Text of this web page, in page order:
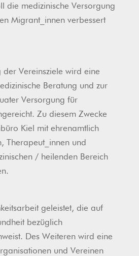
die medizinische Versorgung
Migrant_innen verbessert
Vereinsziele wird eine
Beratung und zur
Versorgung für
Zu diesem Zwecke
Kiel mit ehrenamtlich
Therapeut_innen und
/ heilenden Bereich
geleistet, die auf
bezüglich
Des Weiteren wird eine
und Vereinen